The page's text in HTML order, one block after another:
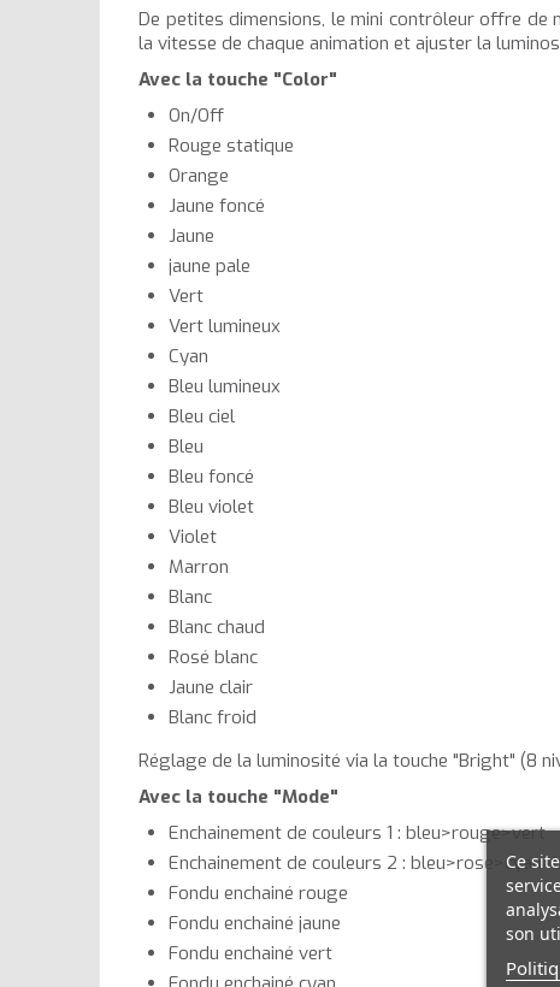
De petites dimensions, le mini contrôleur offre de
la vitesse de chaque animation et ajuster la
Avec la touche "Color"
On/Off
Rouge statique
Orange
Jaune foncé
Jaune
jaune pale
Vert
Vert lumineux
Cyan
Bleu lumineux
Bleu ciel
Bleu
Bleu foncé
Bleu violet
Violet
Marron
Blanc
Blanc chaud
Rosé blanc
Jaune clair
Blanc froid
Réglage de la luminosité via la touche "Bright" (8
Avec la touche "Mode"
Enchainement de couleurs 1 : bleu>rouge>vert
Enchainement de couleurs 2 :
Fondu enchainé rouge
Fondu enchainé jaune
Fondu enchainé vert
Ce
son